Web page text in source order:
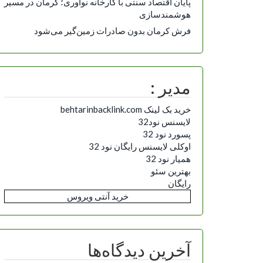
هوشمندسازی
فرش کرمان بدون صادرات زمین‌گیر می‌شود
مدیر :
خرید بک لینک behtarinbacklink.com
لایسنس نود32
پسورد نود 32
اوکلی لایسنس رایگان نود 32
همیار نود 32
بهترین سئو
رایگان
خرید آنتی ویروس
آخرین دیدگاه‌ها